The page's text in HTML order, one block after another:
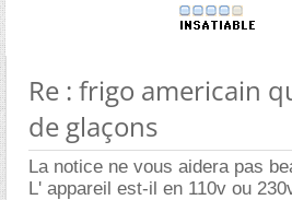
Re : frigo americain
de glaçons
La notice ne vous aidera pas
L' appareil est-il en 110v ou